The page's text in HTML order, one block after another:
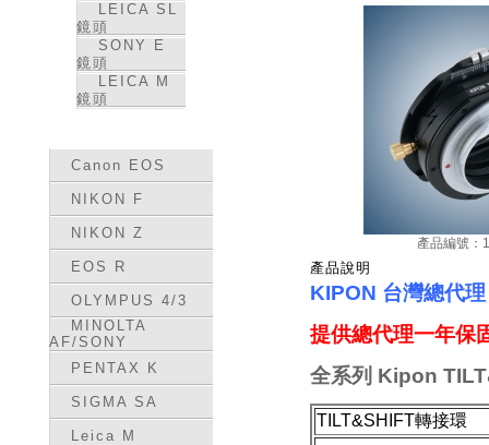
LEICA SL
鏡頭
SONY E
鏡頭
LEICA M
鏡頭
Canon EOS
NIKON F
NIKON Z
EOS R
OLYMPUS 4/3
MINOLTA
AF/SONY
PENTAX K
SIGMA SA
Leica M
產品編號：
產品說明
KIPON 台灣總代
提供總代理一年保
全系列 Kipon
TILT&SHIFT轉接環